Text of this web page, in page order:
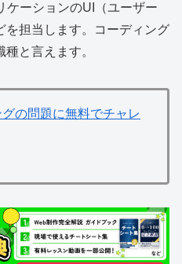
ケーションのUI（ユーザー
を担当します。コーディング
と言えます。
の問題に無料でチャレ